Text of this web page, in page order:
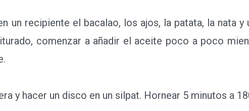
recipiente el bacalao, los ajos, la patata, la nata y
comenzar a añadir el aceite poco a poco
y hacer un disco en un silpat. Hornear 5 minutos a